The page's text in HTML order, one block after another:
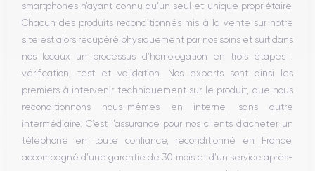
smartphones n’ayant connu qu’un seul et unique propriétaire.
Chacun des produits reconditionnés mis à la vente sur notre
site est alors récupéré physiquement par nos soins et suit dans
nos locaux un processus d’homologation en trois étapes :
vérification, test et validation. Nos experts sont ainsi les
premiers à intervenir techniquement sur le produit, que nous
reconditionnons nous-mêmes en interne, sans autre
intermédiaire. C’est l’assurance pour nos clients d’acheter un
téléphone en toute confiance, reconditionné en France,
accompagné d’une garantie de 30 mois et d’un service après-